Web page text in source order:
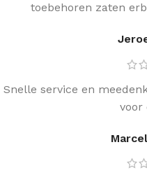
toebehoren zaten
Snelle service en
voor